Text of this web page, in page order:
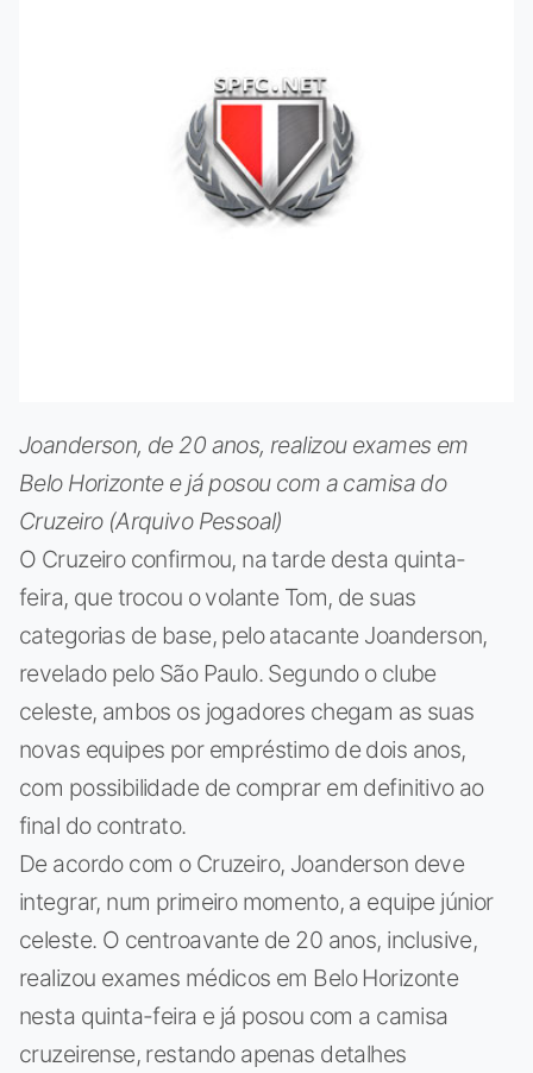
Joanderson, de 20 anos, realizou exames em
Belo Horizonte e já posou com a camisa do
Cruzeiro (Arquivo Pessoal)
O Cruzeiro confirmou, na tarde desta quinta-
feira, que trocou o volante Tom, de suas
categorias de base, pelo atacante Joanderson,
revelado pelo São Paulo. Segundo o clube
celeste, ambos os jogadores chegam as suas
novas equipes por empréstimo de dois anos,
com possibilidade de comprar em definitivo ao
final do contrato.
De acordo com o Cruzeiro, Joanderson deve
integrar, num primeiro momento, a equipe júnior
celeste. O centroavante de 20 anos, inclusive,
realizou exames médicos em Belo Horizonte
nesta quinta-feira e já posou com a camisa
cruzeirense, restando apenas detalhes